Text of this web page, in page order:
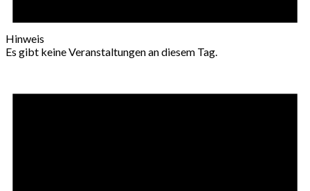
Hinweis
Es gibt keine Veranstaltungen an diesem Tag.